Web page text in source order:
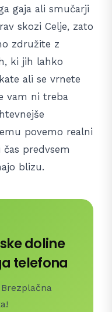
gaja ali smučarji
skozi Celje, zato
združite z
ki jih lahko
ali se vrnete
vam ni treba
povemo realni
predvsem
blizu.
doline
telefona